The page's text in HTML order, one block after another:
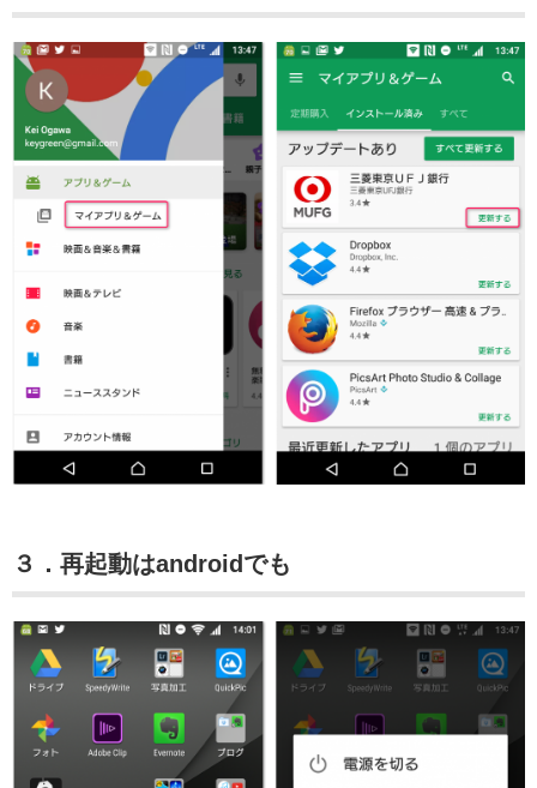
３．再起動はandroidでも